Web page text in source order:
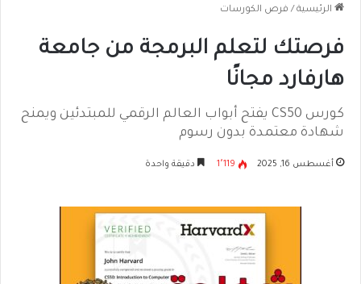
الرئيسية / فرص الكورسات
فرصتك لتعلم البرمجة من جامعة
هارفارد مجانًا
كورس CS50 يفتح أبواب العالم الرقمي للمبتدئين ويمنح
شهادة معتمدة بدون رسوم
أغسطس 16, 2025 1٬119 دقيقة واحدة